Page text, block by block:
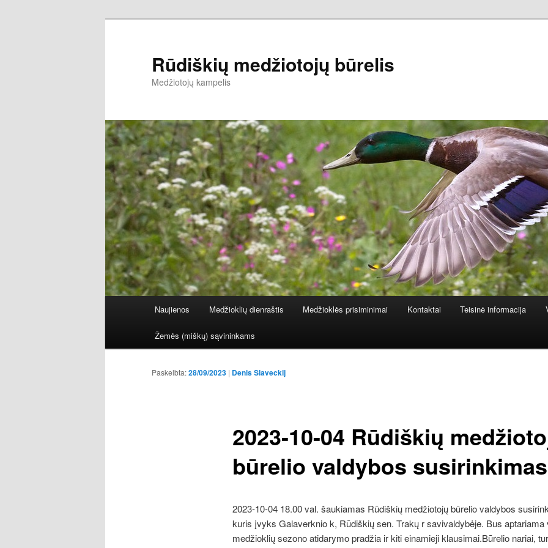
Rūdiškių medžiotojų būrelis
Medžiotojų kampelis
Eiti
į
pagrindinį
Naujienos Medžioklių dienraštis Medžioklės prisiminimai Kontaktai Teisinė informacija
Žemės (miškų) sąvininkams
2023-10-04 Rūdiškių
būrelio valdybos susirinkimas
Paskelbta:28/09/2023 | Denis Slaveckij
2023-10-04 18.00 val. šaukiamas Rūdiškių medžiotojų būrelio valdybos
kuris įvyks Galaverknio k, Rūdiškių sen. Trakų r savivaldybėje. Bus aptariama
medžioklių sezono atidarymo pradžia ir kiti einamieji klausimai.Būrelio nariai,